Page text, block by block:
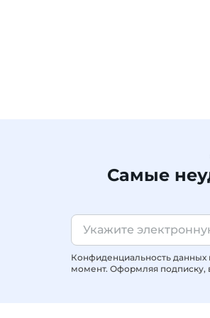
Самые
Конфиденциальность данных
момент. Оформляя подписку,